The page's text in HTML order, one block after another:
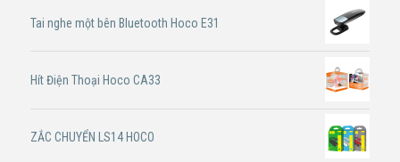
Tai nghe một bên Bluetooth Hoco E31
Hít Điện Thoại Hoco CA33
ZẮC CHUYỂN LS14 HOCO